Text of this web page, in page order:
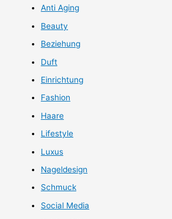
Anti Aging
Beauty
Beziehung
Duft
Einrichtung
Fashion
Haare
Lifestyle
Luxus
Nageldesign
Schmuck
Social Media